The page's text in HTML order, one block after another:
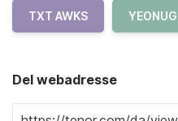
TXT AWKS
Del webadresse